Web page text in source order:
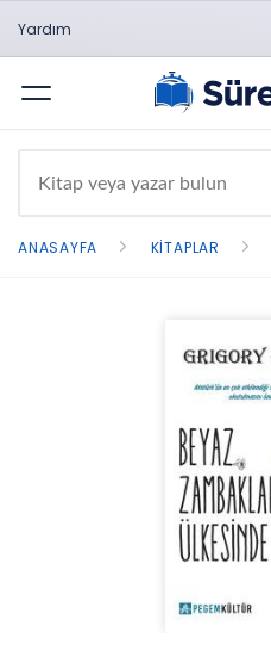
Yardım
Menü
ANASAYFA KITAPLAR